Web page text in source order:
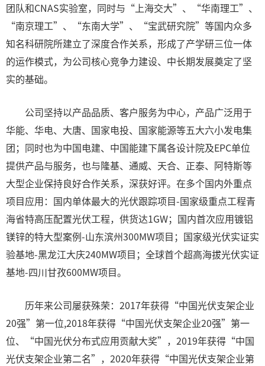
团队和CNAS实验室，同时与“上海交大”、“华南理工”、
“南京理工”、“东南大学”、“宝武研究院”等国内众多
知名科研院所建立了深度合作关系，形成了产学研三位一体
的运作模式，为公司核心竞争力建设、中长期发展奠定了坚
实的基础。
公司坚持以产品品质、客户服务为中心，产品广泛用于
华能、华电、大唐、国家电投、国家能源等五大六小发电集
团；同时也为中国电建、中国能建下属各设计院及EPC单位
提供产品与服务，也与隆基、通威、天合、正泰、阿特斯等
大型企业保持良好合作关系，深获好评。在多个国内外重点
项目应用：国内单体最大的光伏跟踪项目-国家级重点工程青
海省特高压配置光伏工程，供货达1GW；国内首次应用镀铝
镁锌的特大型案例-山东滨州300MW项目；国家级光伏实证实
验基地-黑龙江大庆240MW项目；全球首个超高海拔光伏实证
基地-四川甘孜600MW项目。
历年来公司屡获殊荣：2017年获得“中国光伏支架企业
20强”第一位,2018年获得“中国光伏支架企业20强”第一
位、“中国光伏分布式应用贡献大奖”，2019年获得“中国
光伏支架企业第二名”，2020年获得“中国光伏支架企业第